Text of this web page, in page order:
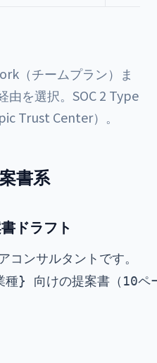
（チームプラン）ま
由を選択。SOC 2 Type
Trust Center）。
書系
ドラフト
コンサルタントです。
種} 向けの提案書（10